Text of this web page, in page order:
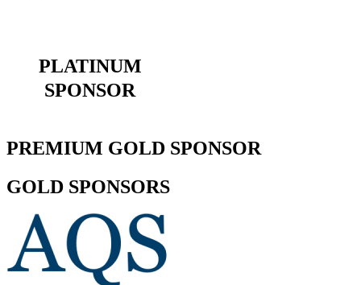
PLATINUM
SPONSOR
PREMIUM GOLD SPONSOR
GOLD SPONSORS